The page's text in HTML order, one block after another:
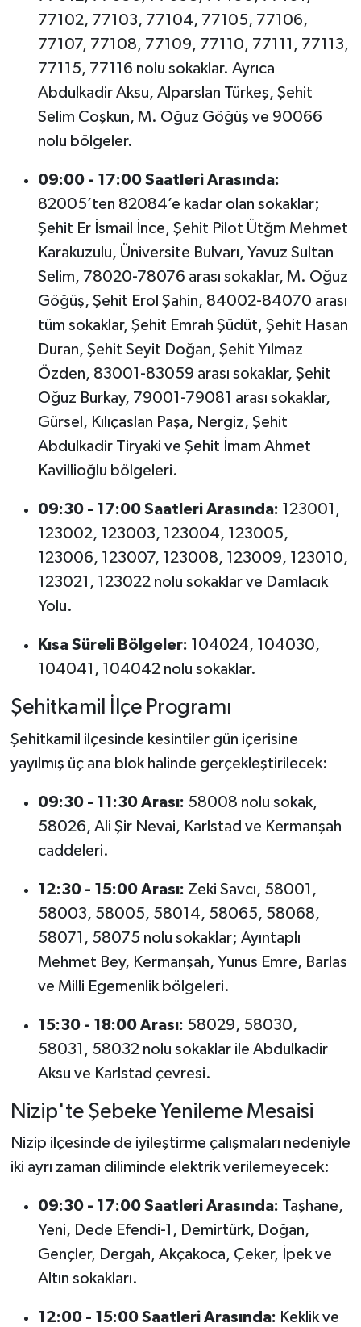
77102, 77103, 77104, 77105, 77106,
77107, 77108, 77109, 77110, 77111, 77113,
77115, 77116 nolu sokaklar. Ayrıca
Abdulkadir Aksu, Alparslan Türkeş, Şehit
Selim Coşkun, M. Oğuz Göğüş ve 90066
nolu bölgeler.
09:00 - 17:00 Saatleri Arasında:
82005’ten 82084’e kadar olan sokaklar;
Şehit Er İsmail İnce, Şehit Pilot Ütğm Mehmet
Karakuzulu, Üniversite Bulvarı, Yavuz Sultan
Selim, 78020-78076 arası sokaklar, M. Oğuz
Göğüş, Şehit Erol Şahin, 84002-84070 arası
tüm sokaklar, Şehit Emrah Şüdüt, Şehit Hasan
Duran, Şehit Seyit Doğan, Şehit Yılmaz
Özden, 83001-83059 arası sokaklar, Şehit
Oğuz Burkay, 79001-79081 arası sokaklar,
Gürsel, Kılıçaslan Paşa, Nergiz, Şehit
Abdulkadir Tiryaki ve Şehit İmam Ahmet
Kavillioğlu bölgeleri.
09:30 - 17:00 Saatleri Arasında: 123001,
123002, 123003, 123004, 123005,
123006, 123007, 123008, 123009, 123010,
123021, 123022 nolu sokaklar ve Damlacık
Yolu.
Kısa Süreli Bölgeler: 104024, 104030,
104041, 104042 nolu sokaklar.
Şehitkamil İlçe Programı
Şehitkamil ilçesinde kesintiler gün içerisine
yayılmış üç ana blok halinde gerçekleştirilecek:
09:30 - 11:30 Arası: 58008 nolu sokak,
58026, Ali Şir Nevai, Karlstad ve Kermanşah
caddeleri.
12:30 - 15:00 Arası: Zeki Savcı, 58001,
58003, 58005, 58014, 58065, 58068,
58071, 58075 nolu sokaklar; Ayıntaplı
Mehmet Bey, Kermanşah, Yunus Emre, Barlas
ve Milli Egemenlik bölgeleri.
15:30 - 18:00 Arası: 58029, 58030,
58031, 58032 nolu sokaklar ile Abdulkadir
Aksu ve Karlstad çevresi.
Nizip'te Şebeke Yenileme Mesaisi
Nizip ilçesinde de iyileştirme çalışmaları nedeniyle
iki ayrı zaman diliminde elektrik verilemeyecek:
09:30 - 17:00 Saatleri Arasında: Taşhane,
Yeni, Dede Efendi-1, Demirtürk, Doğan,
Gençler, Dergah, Akçakoca, Çeker, İpek ve
Altın sokakları.
12:00 - 15:00 Saatleri Arasında: Keklik ve